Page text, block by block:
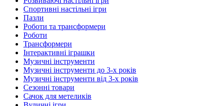
Спортивні настільні ігри
Пазли
Роботи та трансформери
Роботи
Трансформери
Інтерактивні іграшки
Музичні інструменти
Музичні інструменти до 3-х років
Музичні інструменти від 3-х років
Сезонні товари
Сачок для метеликів